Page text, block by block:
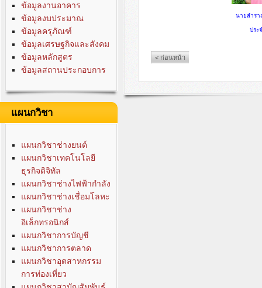
ข้อมูลงานอาคาร
ข้อมูลงบประมาณ
ข้อมูลครุภัณฑ์
ข้อมูลเศรษฐกิจและสังคม
ข้อมูลหลักสูตร
ข้อมูลสถานประกอบการ
แผนกวิชา
แผนกวิชาช่างยนต์
แผนกวิชาเทคโนโลยี
ธุรกิจดิจิทัล
แผนกวิชาช่างไฟฟ้ากำลัง
แผนกวิชาช่างเชื่อมโลหะ
แผนกวิชาช่าง
อิเล็กทรอนิกส์
แผนกวิชาการบัญชี
แผนกวิชาการตลาด
แผนกวิชาอุตสาหกรรม
การท่องเที่ยว
นายสำร
ประ
< ก่อนหน้า